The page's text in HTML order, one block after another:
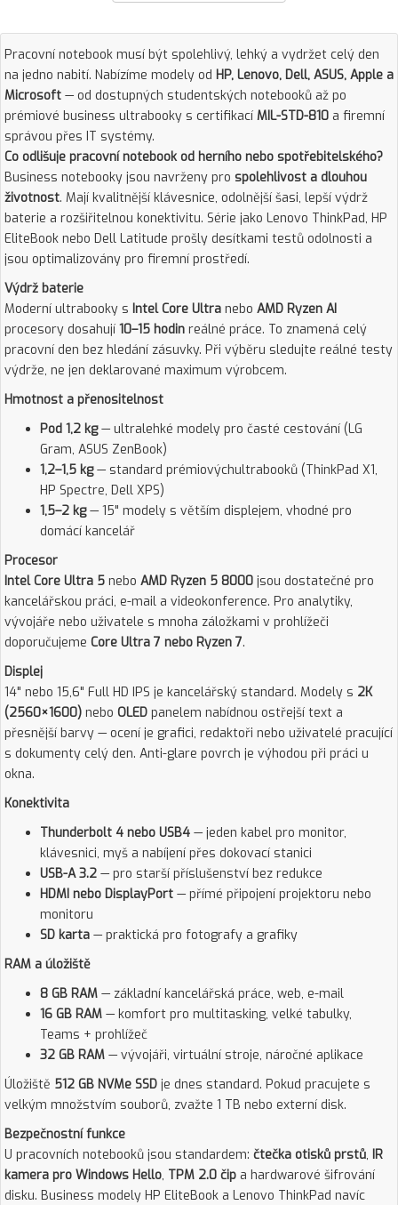
Pracovní notebook musí být spolehlivý, lehký a vydržet celý den
na jedno nabití. Nabízíme modely od HP, Lenovo, Dell, ASUS, Apple a
Microsoft — od dostupných studentských notebooků až po
prémiové business ultrabooky s certifikací MIL-STD-810 a firemní
správou přes IT systémy.
Co odlišuje pracovní notebook od herního nebo spotřebitelského?
Business notebooky jsou navrženy pro spolehlivost a dlouhou
životnost. Mají kvalitnější klávesnice, odolnější šasi, lepší výdrž
baterie a rozšiřitelnou konektivitu. Série jako Lenovo ThinkPad, HP
EliteBook nebo Dell Latitude prošly desítkami testů odolnosti a
jsou optimalizovány pro firemní prostředí.
Výdrž baterie
Moderní ultrabooky s Intel Core Ultra nebo AMD Ryzen AI
procesory dosahují 10–15 hodin reálné práce. To znamená celý
pracovní den bez hledání zásuvky. Při výběru sledujte reálné testy
výdrže, ne jen deklarované maximum výrobcem.
Hmotnost a přenositelnost
Pod 1,2 kg— ultralehké modely pro časté cestování (LG
Gram, ASUS ZenBook)
1,2–1,5 kg— standard prémiovýchultrabooků (ThinkPad X1,
HP Spectre, Dell XPS)
1,5–2 kg— 15" modely s větším displejem, vhodné pro
domácí kancelář
Procesor
Intel Core Ultra 5 nebo AMD Ryzen 5 8000 jsou dostatečné pro
kancelářskou práci, e-mail a videokonference. Pro analytiky,
vývojáře nebo uživatele s mnoha záložkami v prohlížeči
doporučujeme Core Ultra 7 nebo Ryzen 7.
Displej
14" nebo 15,6" Full HD IPS je kancelářský standard. Modely s 2K
(2560×1600) nebo OLED panelem nabídnou ostřejší text a
přesnější barvy — ocení je grafici, redaktoři nebo uživatelé pracující
s dokumenty celý den. Anti-glare povrch je výhodou při práci u
okna.
Konektivita
Thunderbolt 4 nebo USB4 — jeden kabel pro monitor,
klávesnici, myš a nabíjení přes dokovací stanici
USB-A 3.2 — pro starší příslušenství bez redukce
HDMI nebo DisplayPort — přímé připojení projektoru nebo
monitoru
SD karta — praktická pro fotografy a grafiky
RAM a úložiště
8 GB RAM — základní kancelářská práce, web, e-mail
16 GB RAM — komfort pro multitasking, velké tabulky,
Teams + prohlížeč
32 GB RAM — vývojáři, virtuální stroje, náročné aplikace
Úložiště 512 GB NVMe SSD je dnes standard. Pokud pracujete s
velkým množstvím souborů, zvažte 1 TB nebo externí disk.
Bezpečnostní funkce
U pracovních notebooků jsou standardem: čtečka otisků prstů, IR
kamera pro Windows Hello, TPM 2.0 čip a hardwarové šifrování
disku. Business modely HP EliteBook a Lenovo ThinkPad navíc